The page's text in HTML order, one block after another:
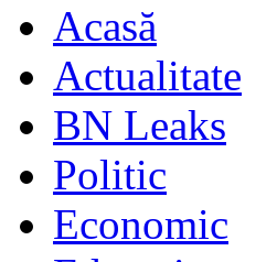
Acasă
Actualitate
BN Leaks
Politic
Economic